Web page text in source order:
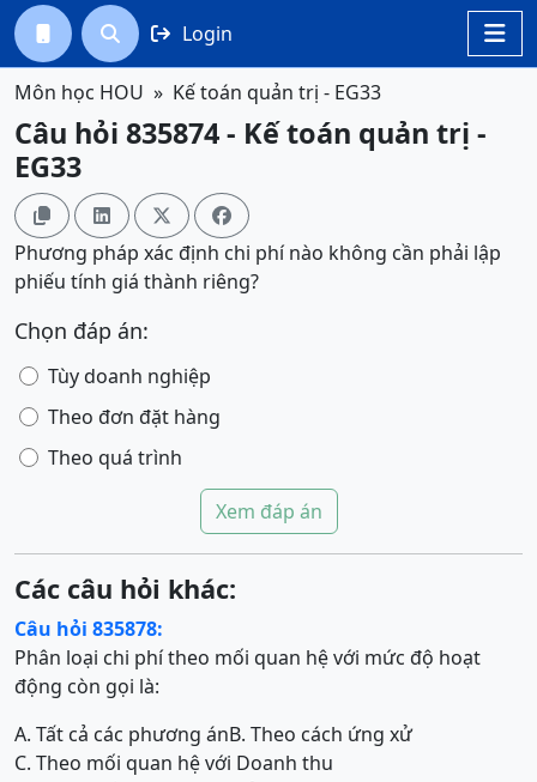

  Login
Môn học HOU Kế toán quản trị - EG33
Câu hỏi 835874 - Kế toán quản trị -
EG33
   
Phương pháp xác định chi phí nào không cần phải lập
phiếu tính giá thành riêng?
Chọn đáp án:
Tùy doanh nghiệp
Theo đơn đặt hàng
Theo quá trình
Xem đáp án
Các câu hỏi khác:
Câu hỏi 835878:
Phân loại chi phí theo mối quan hệ với mức độ hoạt
động còn gọi là:
A. Tất cả các phương ánB. Theo cách ứng xử
C. Theo mối quan hệ với Doanh thu